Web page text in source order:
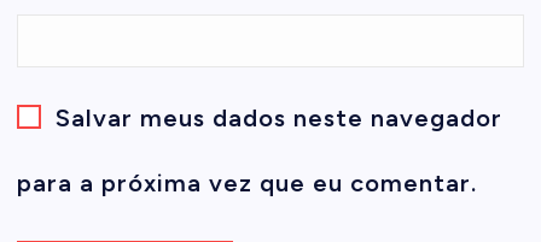
Salvar meus dados neste navegador
para a próxima vez que eu comentar.